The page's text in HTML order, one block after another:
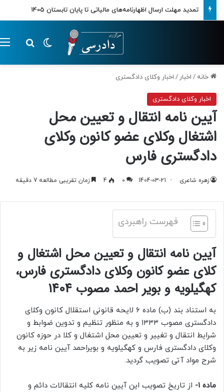
معرفی کامل منابع آزمون وکالت 1405 کانون‌های وکلای دادگستری
تغییر پوسته
خانه / اخبار / اخبار وکلای دادگستری
اخبار وکلای دادگستری
آیین نامه انتقال و تعیین محل
اشتغال وکلای عضو کانون وکلای
دادگستری فارس
زهره شاعری 1404-03-21
0
4 زمان تقریبی مطالعه 7 دقیقه
فهرست راهبردی
آیین نامه انتقال و تعیین محل اشتغال و
کلای عضو کانون وکلای دادگستری فارس،
کهگیلویه و بویر احمد مصوب 1404
به استناد بند (ب) ماده ۶ لایحه قانونی استقلال کانون وکلای
دادگستری مصوب ۱۳۳۳ و به منظور تنظیم و تدوین ضوابط و
شرایط انتقال و تغییر و تعیین محل اشتغال و کلا در حوزه کانون
وکلای دادگستری فارس و کهگیلویه و بویراحمد آیین نامه زیر به
شرح مواد آتی تصویب گردید.
ماده ۱-
از تاریخ تصویب این آیین نامه کلیه انتقالات دائم و